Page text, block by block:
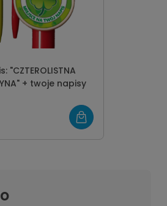
"CZTEROLISTNA
+ twoje napisy